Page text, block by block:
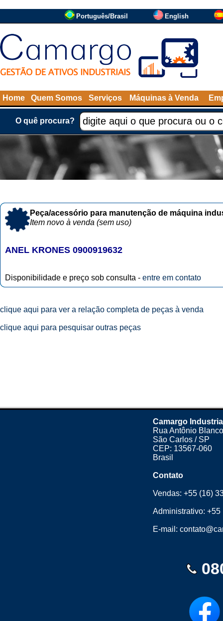
Português/Brasil English
Home Quem Somos Serviços Máquinas à Venda
O quê procura?
Peça/acessório para manutenção de máquina
Item novo à venda (sem uso)
ANEL KRONES 0900919632
Disponibilidade e preço sob consulta - entre em contato
clique aqui para ver a relação completa de peças à venda
clique aqui para pesquisar outras peças
Camargo
Rua Antônio
São Carlos / SP
CEP: 13567-060
Brasil
Contato
Vendas:+55 (16)
Administrativo:+55
E-mail: